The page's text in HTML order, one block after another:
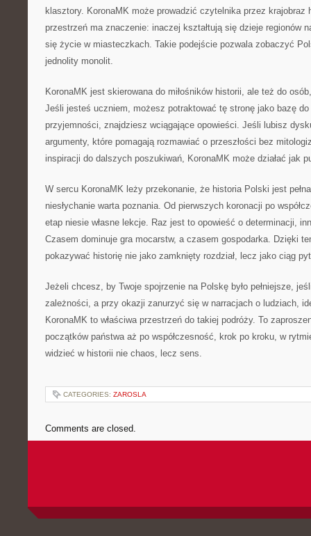
klasztory. KoronaMK może prowadzić czytelnika przez krajobraz
przestrzeń ma znaczenie: inaczej kształtują się dzieje regionów
się życie w miasteczkach. Takie podejście pozwala zobaczyć
jednolity monolit.
KoronaMK jest skierowana do miłośników historii, ale też do
Jeśli jesteś uczniem, możesz potraktować tę stronę jako bazę
przyjemności, znajdziesz wciągające opowieści. Jeśli lubisz
argumenty, które pomagają rozmawiać o przeszłości bez
inspiracji do dalszych poszukiwań, KoronaMK może działać jak
W sercu KoronaMK leży przekonanie, że historia Polski jest
niesłychanie warta poznania. Od pierwszych koronacji po
etap niesie własne lekcje. Raz jest to opowieść o determinacji,
Czasem dominuje gra mocarstw, a czasem gospodarka. Dzięki
pokazywać historię nie jako zamknięty rozdział, lecz jako ciąg
Jeżeli chcesz, by Twoje spojrzenie na Polskę było pełniejsze,
zależności, a przy okazji zanurzyć się w narracjach o ludziach,
KoronaMK to właściwa przestrzeń do takiej podróży. To
początków państwa aż po współczesność, krok po kroku, w
widzieć w historii nie chaos, lecz sens.
CATEGORIES: ZAROSLA
Comments are closed.